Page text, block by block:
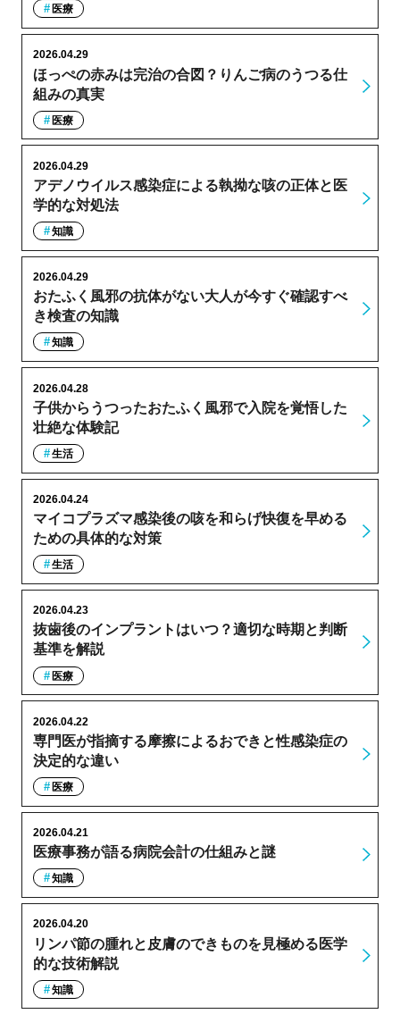
医療
ほっぺの赤みは完治の合図？りんご病のうつる仕
組みの真実
2026.04.29
医療
アデノウイルス感染症による執拗な咳の正体と医
学的な対処法
2026.04.29
知識
おたふく風邪の抗体がない大人が今すぐ確認すべ
き検査の知識
2026.04.29
知識
子供からうつったおたふく風邪で入院を覚悟した
壮絶な体験記
2026.04.28
生活
マイコプラズマ感染後の咳を和らげ快復を早める
ための具体的な対策
2026.04.24
生活
抜歯後のインプラントはいつ？適切な時期と判断
基準を解説
2026.04.23
医療
専門医が指摘する摩擦によるおできと性感染症の
決定的な違い
2026.04.22
医療
医療事務が語る病院会計の仕組みと謎
2026.04.21
知識
リンパ節の腫れと皮膚のできものを見極める医学
的な技術解説
2026.04.20
知識